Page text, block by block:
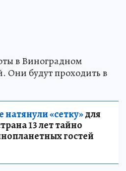
в Виноградном
Они будут проходить в
«сетку»для
13 лет тайно
гостей